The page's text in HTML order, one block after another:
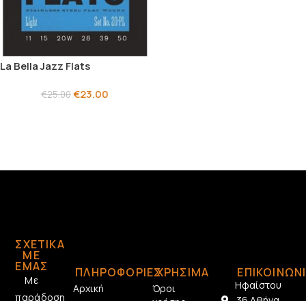
La Bella Jazz Flats
€25.00€23.00
ΣΧΕΤΙΚΆ
ΜΕ
ΕΜΆΣ
Με
παράδοση
ΠΛΗΡΟΦΟΡΙΕΣ
Αρχική
ΧΡΗΣΙΜΑ
Όροι
Ηφαίστου